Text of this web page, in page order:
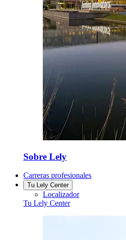
Sobre Lely
Carreras profesionales
Tu Lely Center
Localizador
Tu Lely Center